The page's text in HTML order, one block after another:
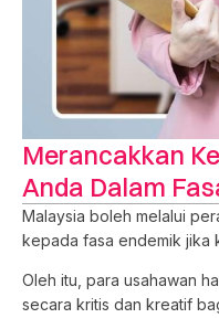
Merancakkan
Anda Dalam
Malaysia boleh melalui
kepada fasa endemik jika
Oleh itu, para usahawan
secara kritis dan kreatif